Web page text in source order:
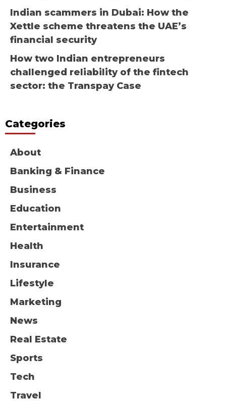
Indian scammers in Dubai: How the
Xettle scheme threatens the UAE’s
financial security
How two Indian entrepreneurs
challenged reliability of the fintech
sector: the Transpay Case
Categories
About
Banking & Finance
Business
Education
Entertainment
Health
Insurance
Lifestyle
Marketing
News
Real Estate
Sports
Tech
Travel